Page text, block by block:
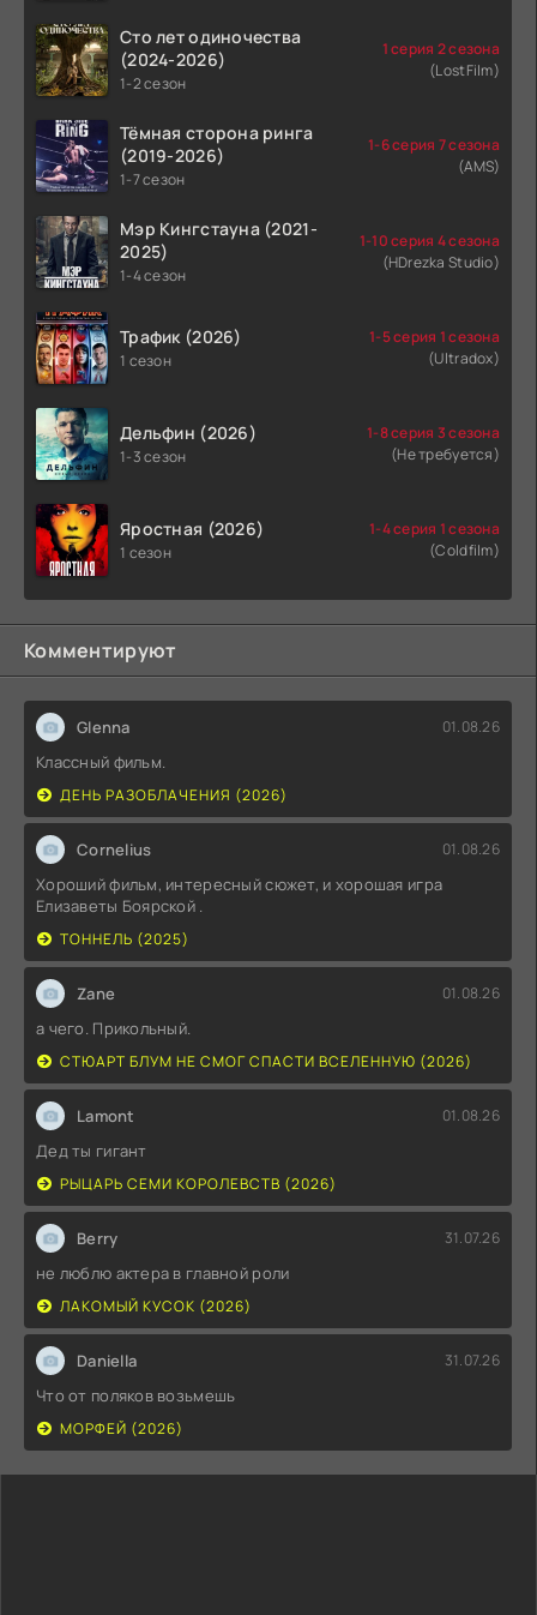
Сто лет одиночества
(2024-2026)
1-2 сезон
1 серия 2 сезона
(LostFilm)
Тёмная сторона ринга
(2019-2026)
1-7 сезон
1-6 серия 7 сезона
(AMS)
Мэр Кингстауна (2021-
2025)
1-4 сезон
1-10 серия 4 сезона
(HDrezka Studio)
Трафик (2026)
1 сезон
1-5 серия 1 сезона
(Ultradox)
Дельфин (2026)
1-3 сезон
1-8 серия 3 сезона
(Не требуется)
Яростная (2026)
1 сезон
1-4 серия 1 сезона
(Coldfilm)
Комментируют
Glenna 01.08.26
Классный фильм.
ДЕНЬ РАЗОБЛАЧЕНИЯ (2026)
Cornelius 01.08.26
Хороший фильм, интересный сюжет, и хорошая игра
Елизаветы Боярской .
ТОННЕЛЬ (2025)
Zane 01.08.26
а чего. Прикольный.
СТЮАРТ БЛУМ НЕ СМОГ СПАСТИ ВСЕЛЕННУЮ (2026)
Lamont 01.08.26
Дед ты гигант
РЫЦАРЬ СЕМИ КОРОЛЕВСТВ (2026)
Berry 31.07.26
не люблю актера в главной роли
ЛАКОМЫЙ КУСОК (2026)
Daniella 31.07.26
Что от поляков возьмешь
МОРФЕЙ (2026)